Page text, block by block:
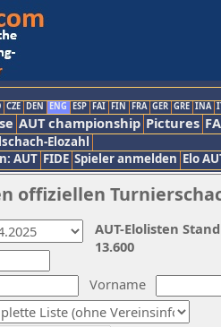
CZE DEN ENG ESP FAI FIN FRA GER GRE INA
AUT championship Pictures
Elozahl
AUT FIDE Spieler anmelden Elo
offiziellen
Vorname
AUT-Elolisten
13.600